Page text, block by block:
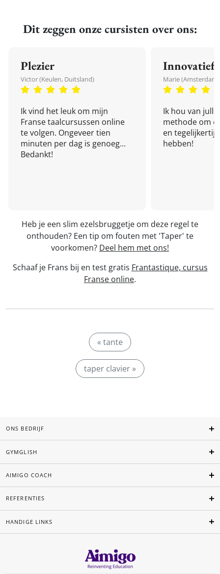
Dit zeggen onze cursisten over ons:
Plezier
Victor (Keulen, Duitsland)
Ik vind het leuk om mijn
Franse taalcursussen online
te volgen. Ongeveer tien
minuten per dag is genoeg...
Bedankt!
Innovatief
Marie
Ik hou van
methode om
en
hebben!
Heb je een slim ezelsbruggetje om deze regel te
onthouden? Een tip om fouten met 'Taper' te
voorkomen? Deel hem met ons!
Schaaf je Frans bij en test gratis Frantastique, cursus
Franse online.
« tante
taper clavier »
ONS BEDRIJF
GYMGLISH
AIMIGO COACH
REFERENTIES
HANDIGE LINKS